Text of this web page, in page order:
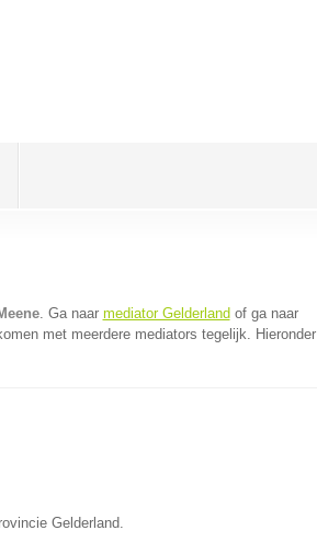
. Ga naar mediator Gelderland of ga naar
met meerdere mediators tegelijk. Hieronder
Gelderland.